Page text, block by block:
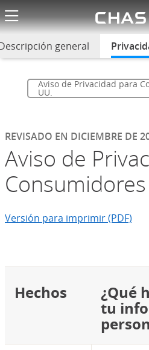
Aviso de
general
Aviso de Privacidad para
UU.
REVISADO EN DICIEMBRE DE
Aviso de
Consumidores
Versión para imprimir (PDF)
Hechos ¿Qué
tu